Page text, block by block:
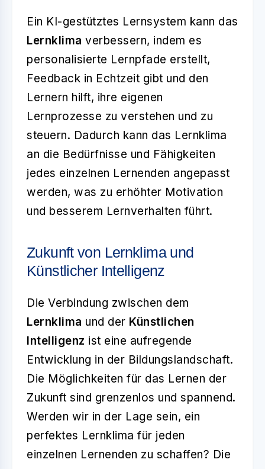
Ein KI-gestütztes Lernsystem kann das
Lernklima verbessern, indem es
personalisierte Lernpfade erstellt,
Feedback in Echtzeit gibt und den
Lernern hilft, ihre eigenen
Lernprozesse zu verstehen und zu
steuern. Dadurch kann das Lernklima
an die Bedürfnisse und Fähigkeiten
jedes einzelnen Lernenden angepasst
werden, was zu erhöhter Motivation
und besserem Lernverhalten führt.
Zukunft von Lernklima und
Künstlicher Intelligenz
Die Verbindung zwischen dem
Lernklima und der Künstlichen
Intelligenz ist eine aufregende
Entwicklung in der Bildungslandschaft.
Die Möglichkeiten für das Lernen der
Zukunft sind grenzenlos und spannend.
Werden wir in der Lage sein, ein
perfektes Lernklima für jeden
einzelnen Lernenden zu schaffen? Die